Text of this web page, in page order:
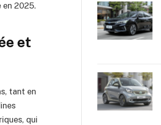
en 2025.
et
tant en
qui